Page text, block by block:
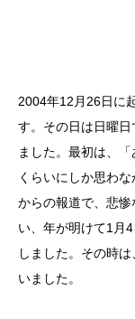
2004年12月26日に
す。その日は日曜
ました。最初は、
くらいにしか思わ
からの報道で、悲
い、年が明けて1月
しました。その時
いました。